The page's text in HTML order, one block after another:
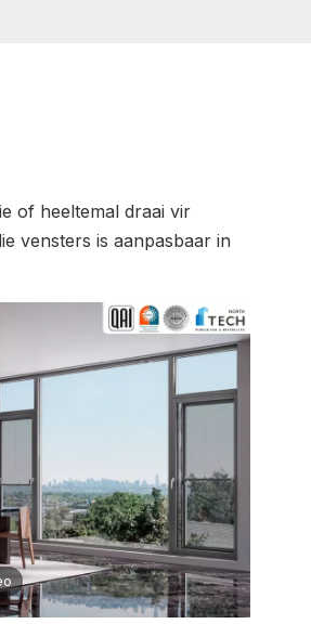
of heeltemal draai vir
vensters is aanpasbaar in